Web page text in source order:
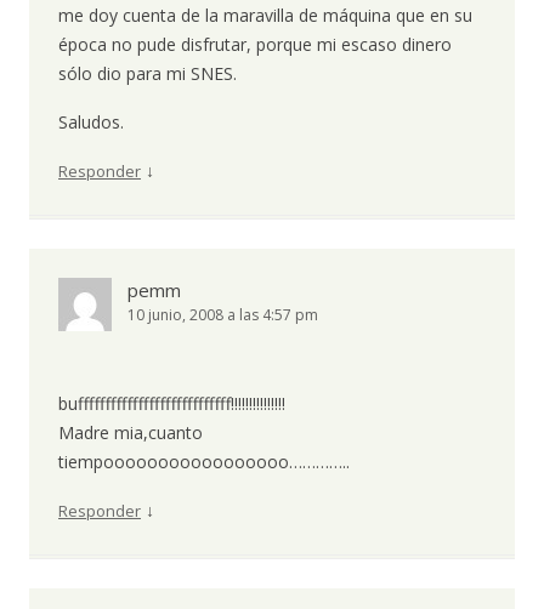
me doy cuenta de la maravilla de máquina que en su
época no pude disfrutar, porque mi escaso dinero
sólo dio para mi SNES.
Saludos.
Responder ↓
pemm
10 junio, 2008 a las 4:57 pm
buffffffffffffffffffffffffffff!!!!!!!!!!!!!!!
Madre mia,cuanto
tiempooooooooooooooooo…………..
Responder ↓